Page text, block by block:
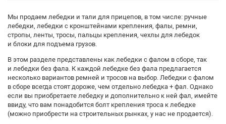
Мы продаем лебедки и тали для прицепов, в том числе: ручные
лебедки, лебедки с кронштейнами крепления, фалы, ремни,
стропы, ленты, тросы, пальцы крепления, чехлы для лебедок
и блоки для подъема грузов.
В этом разделе представлены как лебедки с фалом в сборе, так
и лебедки без фала. К каждой лебедке без фала предлагается
несколько вариантов ремней и тросов на выбор. Лебедки с фалом
в сборе всегда стоят дороже, чем отдельно лебедка + фал. Однако
если вы приобретаете лебедку и дополнительно к ней фал, имейте
ввиду, что вам понадобится болт крепления троса к лебедке
(можно приобрести на строительных рынках, у нас не продается).